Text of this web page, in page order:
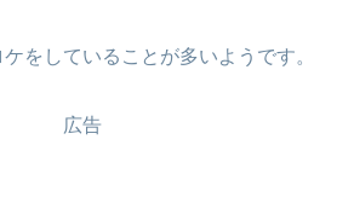
をしていることが多いようです。
広告